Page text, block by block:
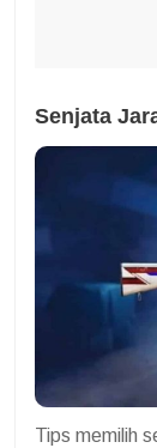
Senjata
Tips memilih